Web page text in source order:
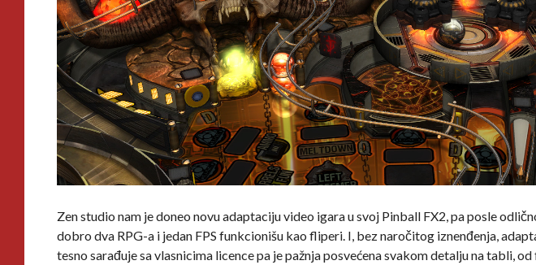
Zen studio nam je doneo novu adaptaciju video igara u svoj Pinball FX2, pa posle
dobro dva RPG-a i jedan FPS funkcionišu kao fliperi. I, bez naročitog iznenđenja,
tesno sarađuje sa vlasnicima licence pa je pažnja posvećena svakom detalju na tabli,